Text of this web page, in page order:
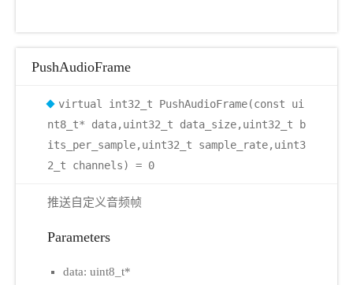
PushAudioFrame
virtual int32_t PushAudioFrame(const ui
nt8_t* data,uint32_t data_size,uint32_t b
its_per_sample,uint32_t sample_rate,uint3
2_t channels) = 0
推送自定义音频帧
Parameters
data: uint8_t*